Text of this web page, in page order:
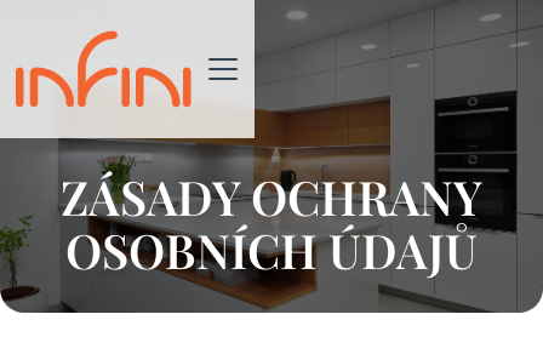
ZÁSADY OCHRANY
OSOBNÍCH ÚDAJŮ